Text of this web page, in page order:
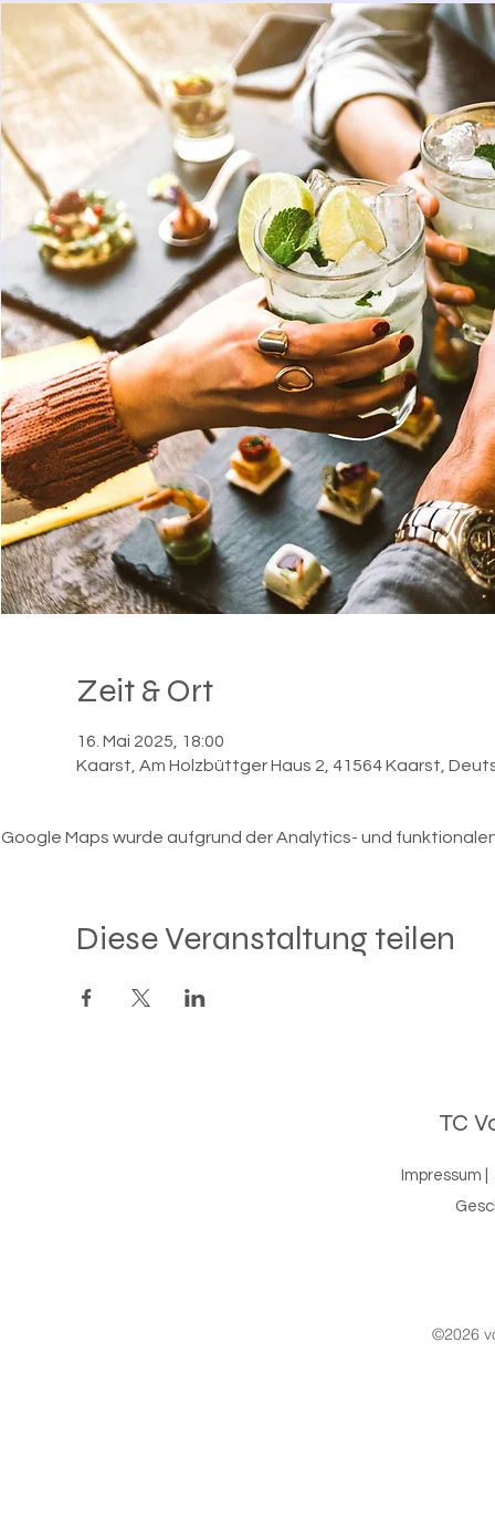
Zeit & Ort
16. Mai 2025, 18:00
Kaarst, Am Holzbüttger Haus 2, 41564 Kaarst,
Google Maps wurde aufgrund der Analytics- und
Diese Veranstaltung teilen
TC
Impressum
©2026